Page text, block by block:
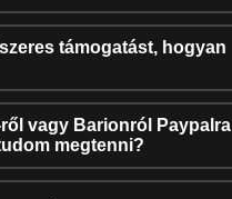
támogatást, hogyan
vagy Barionról Paypalra
megtenni?